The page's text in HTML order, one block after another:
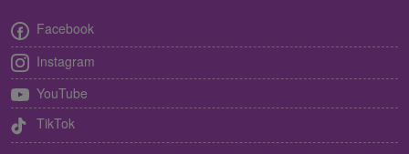
Facebook
Instagram
YouTube
TikTok